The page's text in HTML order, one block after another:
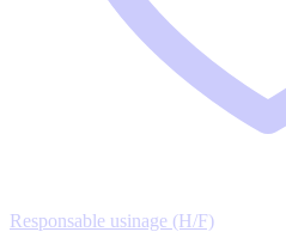
Responsable usinage (H/F)